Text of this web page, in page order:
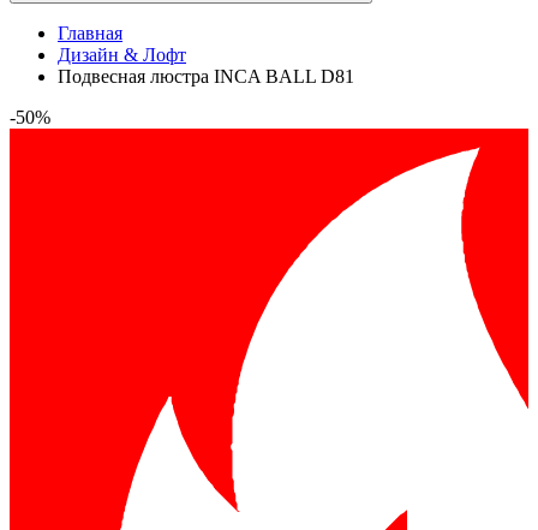
Главная
Дизайн & Лофт
Подвесная люстра INCA BALL D81
-50%